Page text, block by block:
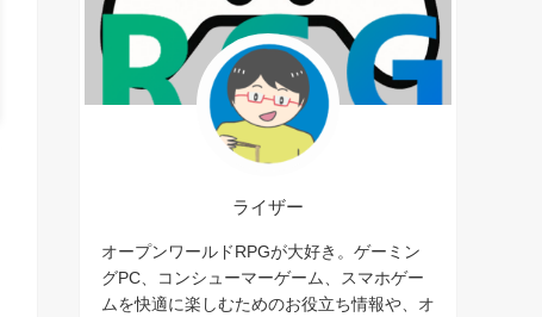
ライザー
オープンワールドRPGが大好き。ゲーミン
グPC、コンシューマーゲーム、スマホゲー
ムを快適に楽しむためのお役立ち情報や、オ